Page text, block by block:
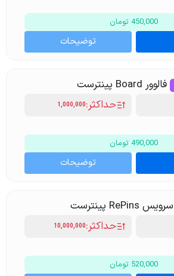
450,000 تومان
توضیحات
فالوور Board پینترست
حداکثر:1,000,000
490,000 تومان
توضیحات
سرویس RePins پینترست
حداکثر:10,000,000
520,000 تومان